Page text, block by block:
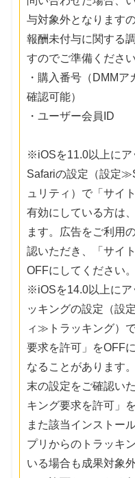
与対象外となります
報酬未付与に関する
すのでご準備ください
・購入番号（DMM
確認可能）
・ユーザー会員ID
※iOSを11.0以上にア
Safariの設定（設定
ュリティ）で「サイ
有効にしている方は
ます。広告をご利用
認いただき、「サイ
OFFにしてください。
※iOSを14.0以上にア
ッキングの設定（設
ィ≫トラッキング）
要求を許可」をOFF
なることがあります
末の設定をご確認い
キング要求を許可」
また該当インストー
プリからのトラッキ
いる場合も成果対象